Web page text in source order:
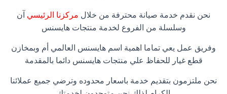
نحن نقدم خدمة صيانة محترفة من خلال مركزنا الرئيسي آن
وسلسلة من الفروع لخدمة منتجات هايسنس
وفريق عمل يعي تماما اهمية اسم هايسنس العالمي أم وبمخازن
قطع غيار للحفاظ علي منتجات هايسنس دائما بالمقدمة
نحن ملتزمون بتقديم خدمة باسعار محدوده وترضي جميع عملائنا